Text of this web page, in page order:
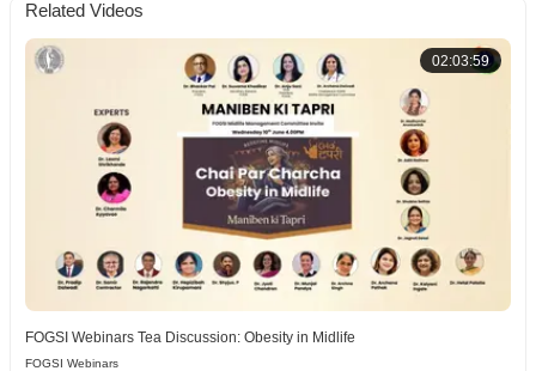
Related Videos
02:03:59
FOGSI Webinars Tea Discussion: Obesity in Midlife
FOGSI Webinars